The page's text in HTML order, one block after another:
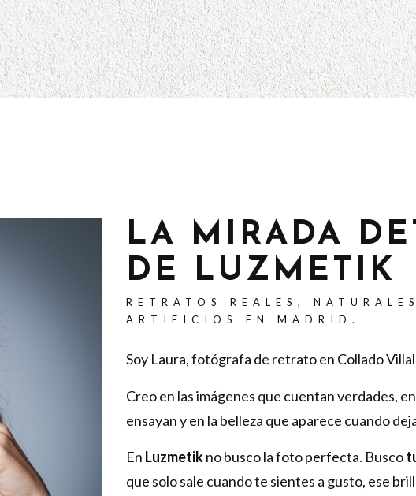
LA MIRADA
DE LUZMETIK
RETRATOS REALES,
ARTIFICIOS EN MADRID.
Soy Laura, fotógrafa de retrato en Collado
Creo en las imágenes que cuentan verdades,
ensayan y en la belleza que aparece cuando
En Luzmetikno busco la foto perfecta. Busco
que solo sale cuando te sientes a gusto, ese